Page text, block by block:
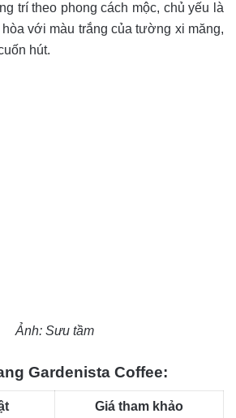
trí theo phong cách mộc, chủ yếu là
với màu trắng của tường xi măng,
hút.
Ảnh: Sưu tầm
Gardenista Coffee:
Giá tham khảo